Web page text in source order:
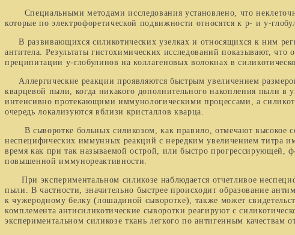
Специальными методами исследования установлено, что
которые по электрофоретической подвижности отно­сятся к р- и у-
В развивающихся силикотических узелках и относящихся к ним
антитела. Результаты гистохимических исследо­ваний показывают,
преципитации у-глобулинов на коллагеновых волокнах в
Аллергические реакции проявляются быстрым увеличением
кварцевой пыли, когда никакого дополнительного на­копления пыли
интенсивно протекающими иммунологически­ми процессами, а
очередь локализуются вблизи кри­сталлов кварца.
В сыворотке больных силикозом, как правило, отмечают высокое
неспецифических иммунных реакций с нередким увеличением титра
время как при так называемой острой, или быстро прогрессирующей,
повышенной иммунореактивности.
При экспериментальном силикозе наблюдается отчетливое
пыли. В частности, значительно быстрее проис­ходит образование
к чужеродному белку (лоша­диной сыворотке), также может
комплемента антисиликотические сыворотки реагируют с
экспериментальном си­ликозе ткань легкого по антигенным качествам